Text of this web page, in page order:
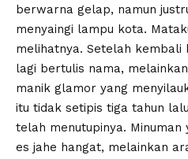
berwarna gelap, namun
menyaingi lampu kota.
melihatnya. Setelah kembali
lagi bertulis nama,
manik glamor yang
itu tidak setipis tiga tahun
telah menutupinya.
es jahe hangat, melainkan